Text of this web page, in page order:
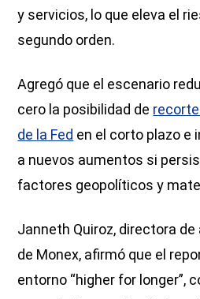
y servicios, lo que eleva el
segundo orden.
Agregó que el escenario
cero la posibilidad de
de la Fed en el corto plazo e
a nuevos aumentos si
factores geopolíticos y
Janneth Quiroz, directora
de Monex, afirmó que el
entorno “higher for longer”,